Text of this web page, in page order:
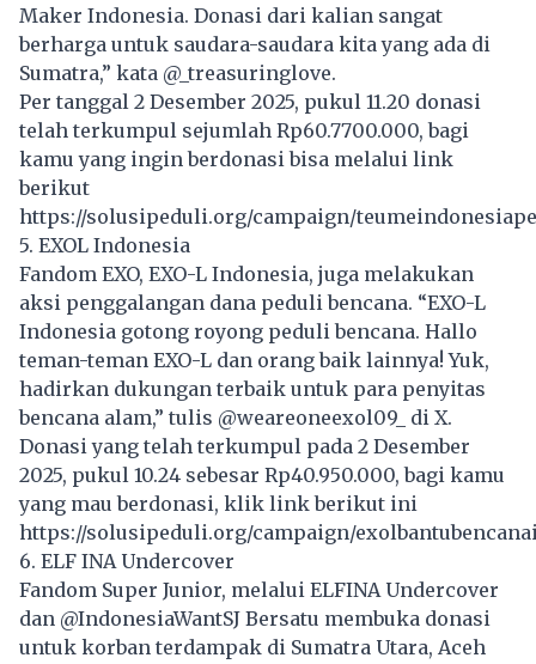
Maker Indonesia. Donasi dari kalian sangat
berharga untuk saudara-saudara kita yang ada di
Sumatra,” kata @_treasuringlove.
Per tanggal 2 Desember 2025, pukul 11.20 donasi
telah terkumpul sejumlah Rp60.7700.000, bagi
kamu yang ingin berdonasi bisa melalui link
berikut
https://solusipeduli.org/campaign/
5. EXOL Indonesia
Fandom EXO, EXO-L Indonesia, juga melakukan
aksi penggalangan dana peduli bencana. “EXO-L
Indonesia gotong royong peduli bencana. Hallo
teman-teman EXO-L dan orang baik lainnya! Yuk,
hadirkan dukungan terbaik untuk para penyitas
bencana alam,” tulis @weareoneexol09_ di X.
Donasi yang telah terkumpul pada 2 Desember
2025, pukul 10.24 sebesar Rp40.950.000, bagi kamu
yang mau berdonasi, klik link berikut ini
https://solusipeduli.org/campaign/
6. ELF INA Undercover
Fandom Super Junior, melalui ELFINA Undercover
dan @IndonesiaWantSJ Bersatu membuka donasi
untuk korban terdampak di Sumatra Utara, Aceh